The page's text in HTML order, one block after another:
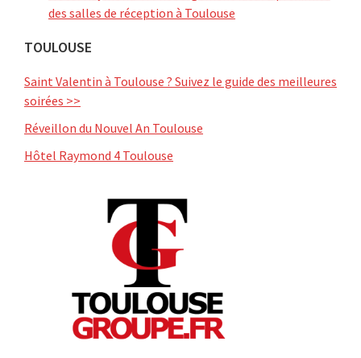
des salles de réception à Toulouse
TOULOUSE
Saint Valentin à Toulouse ? Suivez le guide des meilleures
soirées >>
Réveillon du Nouvel An Toulouse
Hôtel Raymond 4 Toulouse